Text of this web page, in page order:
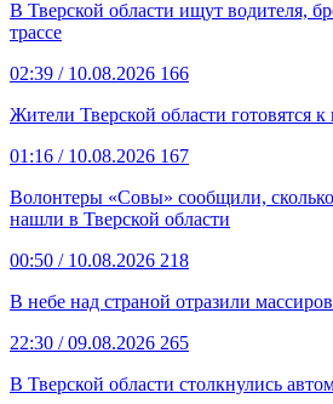
В Тверской области ищут водителя,
трассе
02:39 / 10.08.2026 166
Жители Тверской области готовятся
01:16 / 10.08.2026 167
Волонтеры «Совы» сообщили,
нашли в Тверской области
00:50 / 10.08.2026 218
В небе над страной отразили
22:30 / 09.08.2026 265
В Тверской области столкнулись